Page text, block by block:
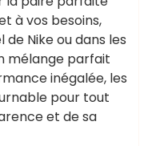
à vos besoins,
Nike ou dans les
mélange parfait
inégalée, les
pour tout
et de sa